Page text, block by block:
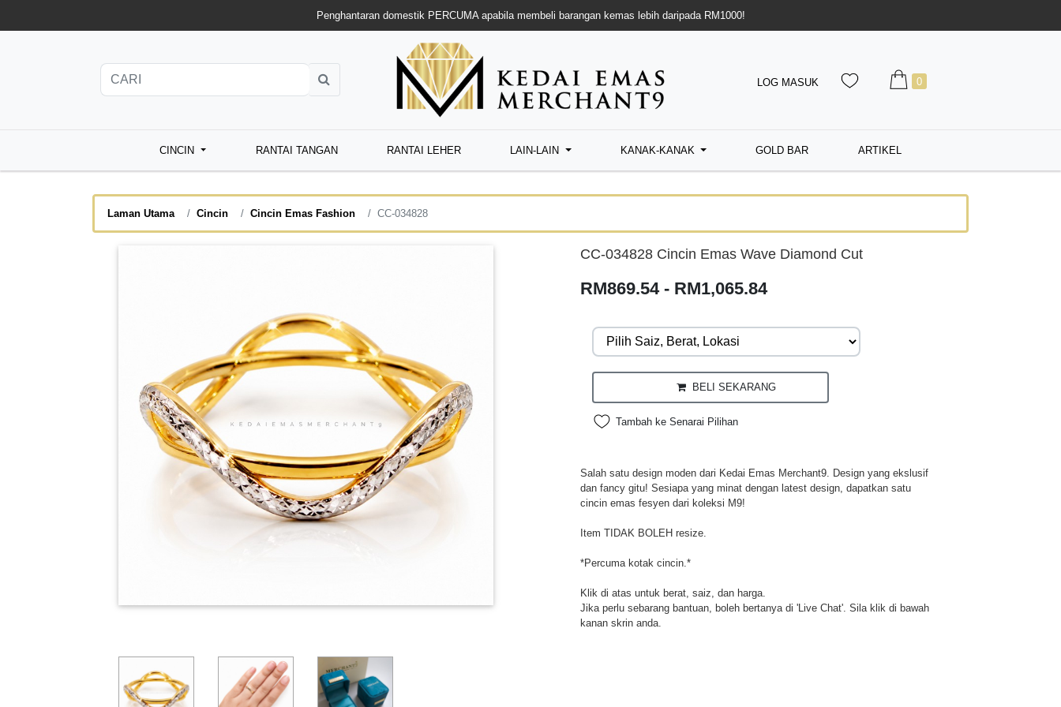
Penghantaran domestik PERCUMA apabila membeli barangan kemas lebih daripada RM1000!
LOG MASUK 0
CINCIN RANTAI TANGAN RANTAI LEHER LAIN-LAIN KANAK-KANAK GOLD BAR ARTIKEL
Laman Utama Cincin Cincin Emas Fashion CC-034828
CC-034828 Cincin Emas Wave Diamond Cut
RM869.54 - RM1,065.84
BELI SEKARANG
Tambah ke Senarai Pilihan
Salah satu design moden dari Kedai Emas Merchant9. Design yang ekslusif
dan fancy gitu! Sesiapa yang minat dengan latest design, dapatkan satu
cincin emas fesyen dari koleksi M9!
Item TIDAK BOLEH resize.
*Percuma kotak cincin.*
Klik di atas untuk berat, saiz, dan harga.
Jika perlu sebarang bantuan, boleh bertanya di 'Live Chat'. Sila klik di bawah
kanan skrin anda.